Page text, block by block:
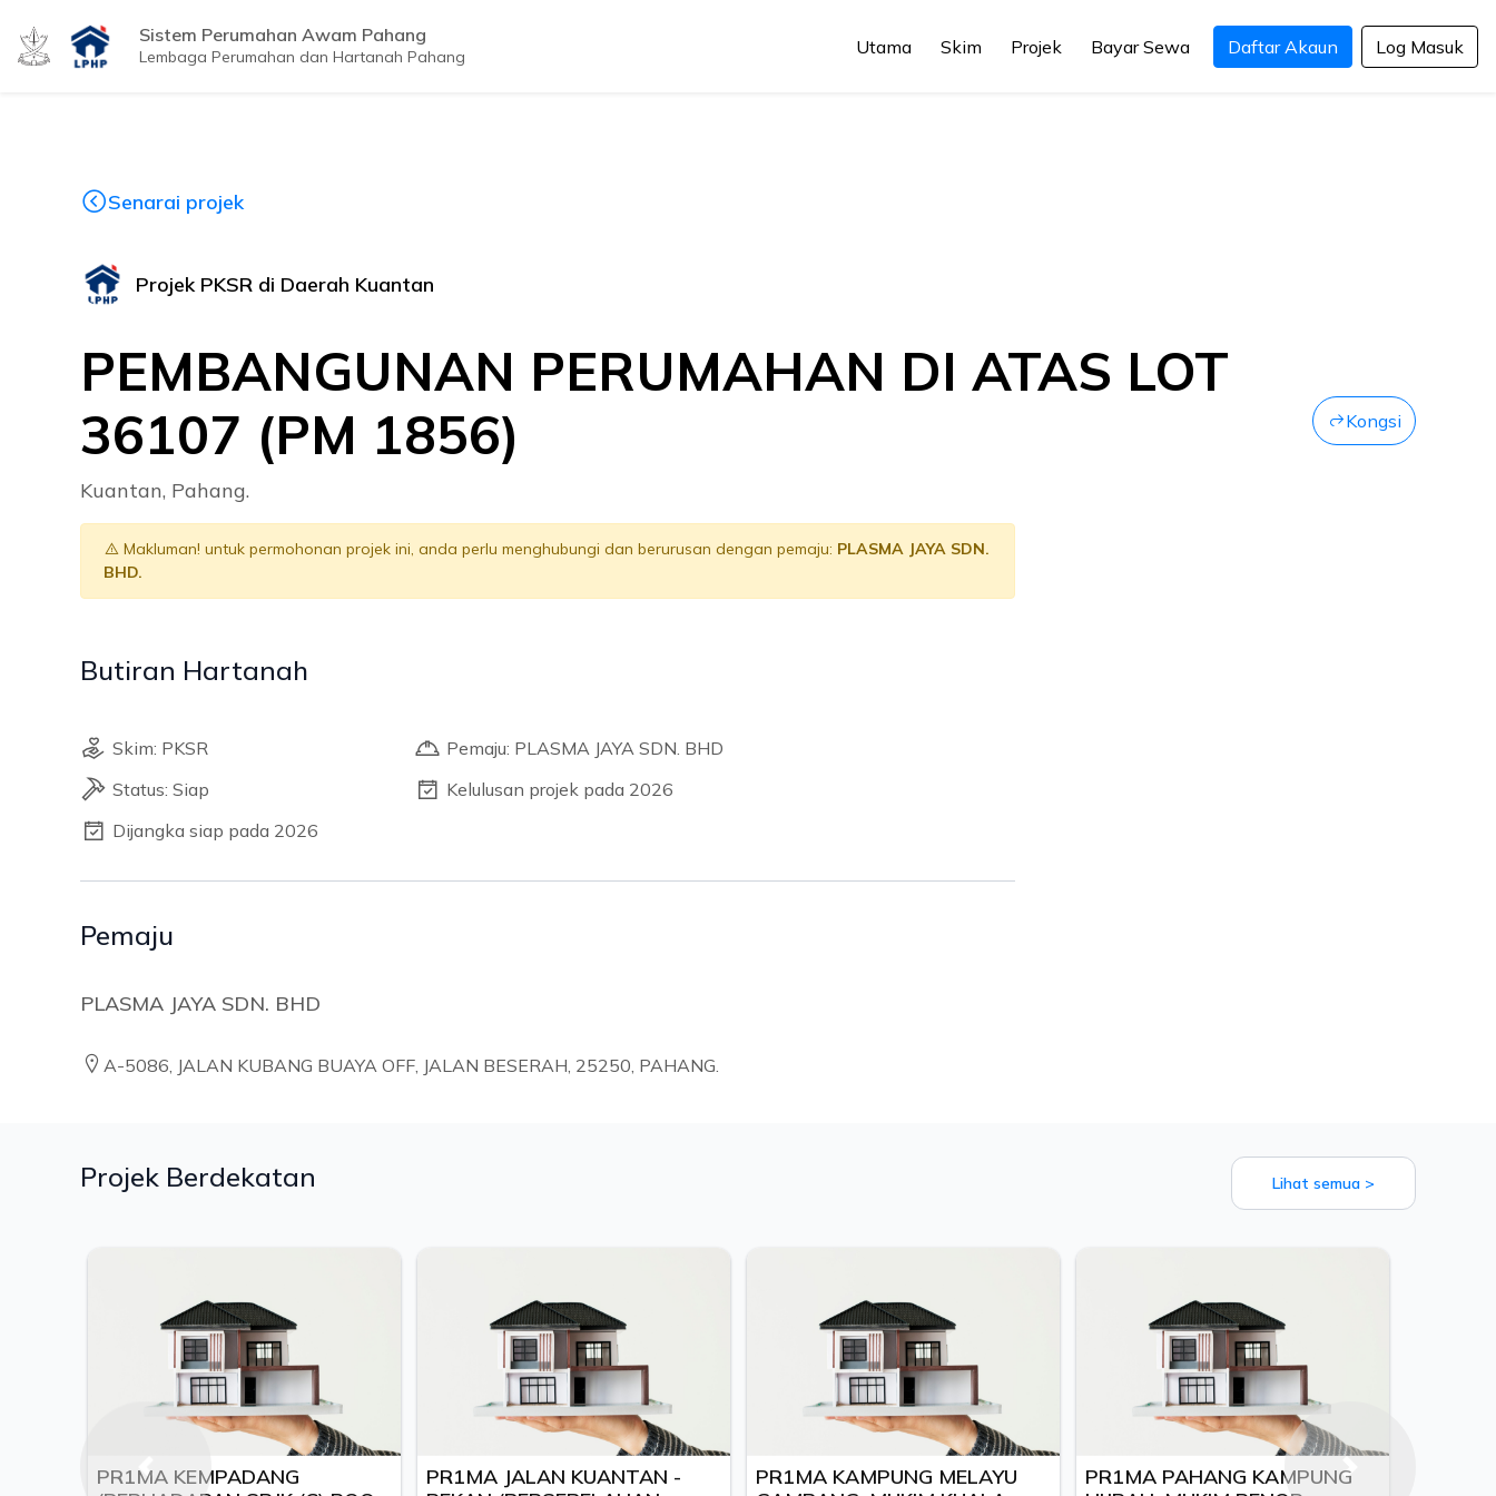
Sistem Perumahan Awam Pahang
Lembaga Perumahan dan Hartanah Pahang Utama Skim Projek Bayar Sewa Daftar Akaun Log Masuk
Senarai projek
Projek PKSR di Daerah Kuantan
PEMBANGUNAN PERUMAHAN DI ATAS LOT
36107 (PM 1856)
Kuantan, Pahang.
Kongsi
Makluman! untuk permohonan projek ini, anda perlu menghubungi dan berurusan dengan pemaju: PLASMA JAYA SDN.
BHD.
Butiran Hartanah
Skim: PKSR
Pemaju: PLASMA JAYA SDN. BHD
Status: Siap
Kelulusan projek pada 2026
Dijangka siap pada 2026
Pemaju
PLASMA JAYA SDN. BHD
A-5086, JALAN KUBANG BUAYA OFF, JALAN BESERAH, 25250, PAHANG.
Projek Berdekatan Lihat semua >
PR1MA KEMPADANG
PR1MA JALAN KUANTAN -
PR1MA KAMPUNG MELAYU
PR1MA PAHANG KAMPUNG
Previous Next